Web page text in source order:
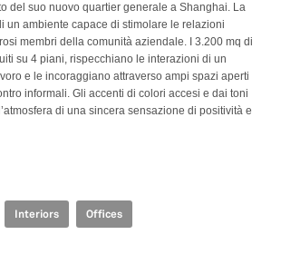
del suo nuovo quartier generale a Shanghai. La
un ambiente capace di stimolare le relazioni
membri della comunità aziendale. I 3.200 mq di
su 4 piani, rispecchiano le interazioni di un
e le incoraggiano attraverso ampi spazi aperti
informali. Gli accenti di colori accesi e dai toni
di una sincera sensazione di positività e
Interiors Offices